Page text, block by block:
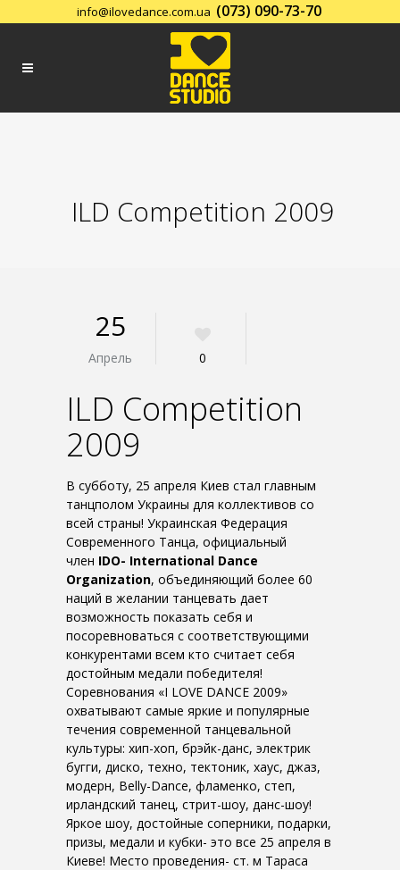
info@ilovedance.com.ua (073) 090-73-70
Заказать обратный звонок
ILD Competition 2009
25
Апрель 0
ILD Competition
2009
В субботу, 25 апреля Киев стал главным
танцполом Украины для коллективов со
всей страны! Украинская Федерация
Современного Танца, официальный
член IDO- International Dance
Organization, объединяющий более 60
наций в желании танцевать дает
возможность показать себя и
посоревноваться с соответствующими
конкурентами всем кто считает себя
достойным медали победителя!
Соревнования «I LOVE DANCE 2009»
охватывают самые яркие и популярные
течения современной танцевальной
культуры: хип-хоп, брэйк-данс, электрик
бугги, диско, техно, тектоник, хаус, джаз,
модерн, Belly-Dance, фламенко, степ,
ирландский танец, стрит-шоу, данс-шоу!
Яркое шоу, достойные соперники, подарки,
призы, медали и кубки- это все 25 апреля в
Киеве! Место проведения- ст. м Тараса